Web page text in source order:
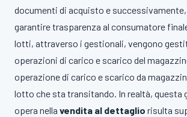
documenti di acquisto e
garantire trasparenza al consumatore
lotti, attraverso i gestionali, vengono
operazioni di carico e scarico del
operazione di carico e scarico da
lotto che sta transitando. In realtà, questa
opera nella vendita al dettaglio risulta